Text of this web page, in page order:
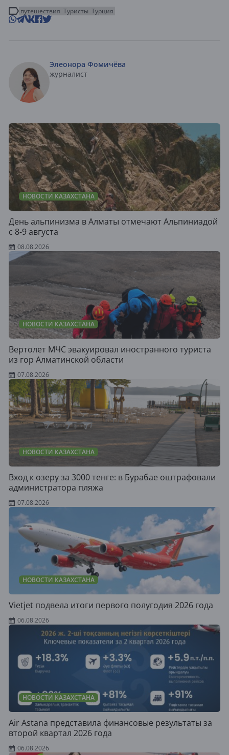
путешествия Туристы Турция
Элеонора Фомичёва
журналист
НОВОСТИ КАЗАХСТАНА
День альпинизма в Алматы отмечают Альпиниадой
с 8-9 августа
08.08.2026
НОВОСТИ КАЗАХСТАНА
Вертолет МЧС эвакуировал иностранного туриста
из гор Алматинской области
07.08.2026
НОВОСТИ КАЗАХСТАНА
Вход к озеру за 3000 тенге: в Бурабае оштрафовали
администратора пляжа
07.08.2026
НОВОСТИ КАЗАХСТАНА
Vietjet подвела итоги первого полугодия 2026 года
06.08.2026
НОВОСТИ КАЗАХСТАНА
Air Astana представила финансовые результаты за
второй квартал 2026 года
06.08.2026